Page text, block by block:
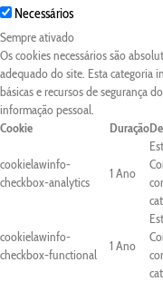
Necessários
Sempre ativado
Os cookies necessários são
adequado do site. Esta categoria
básicas e recursos de segurança
informação pessoal.
Cookie
Duração
cookielawinfo-
checkbox-analytics
1 Ano
cookielawinfo-
checkbox-functional
1 Ano